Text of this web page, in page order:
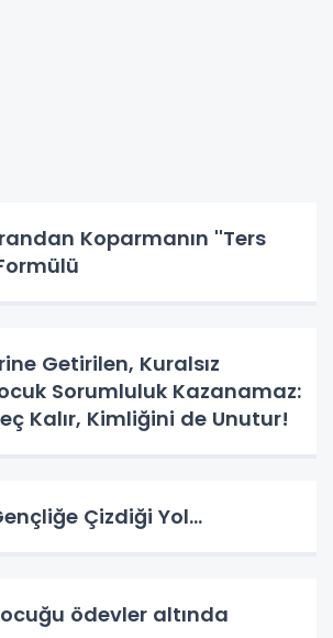
Koparmanın ''Ters
Getirilen, Kuralsız
Sorumluluk Kazanamaz:
Kalır, Kimliğini de Unutur!
Çizdiği Yol...
ödevler altında